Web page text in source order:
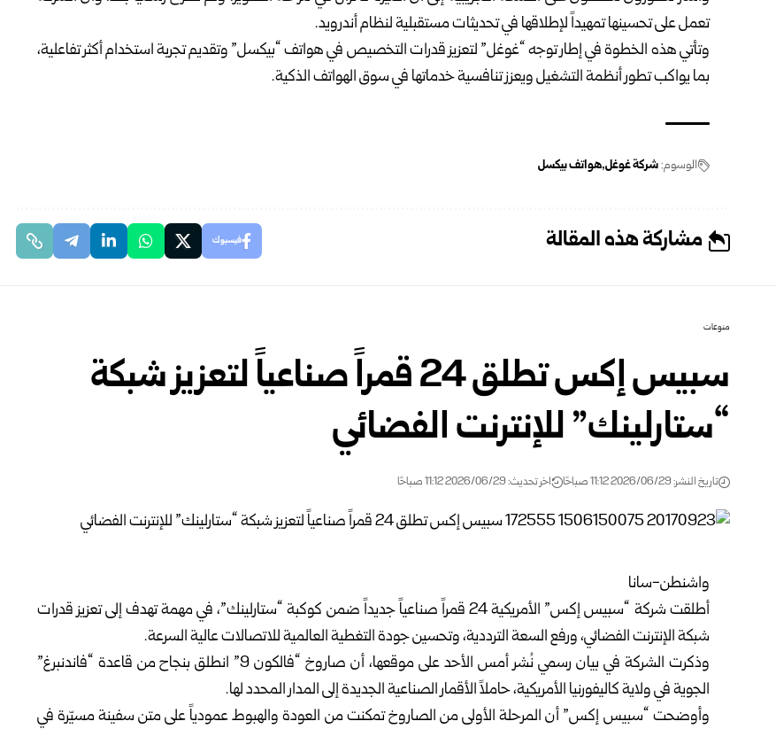
تعمل على تحسينها تمهيداً لإطلاقها في تحديثات مستقبلية لنظام أندرويد.
وتأتي هذه الخطوة في إطار توجه “غوغل” لتعزيز قدرات التخصيص في هواتف “بيكسل” وتقديم تجربة استخدام أكثر تفاعلية،
بما يواكب تطور أنظمة التشغيل ويعزز تنافسية خدماتها في سوق الهواتف الذكية.
الوسوم:شركة غوغل هواتف بيكسل
مشاركة هذه المقالة فيسبوك
منوعات
سبيس إكس تطلق 24 قمراً صناعياً لتعزيز شبكة
“ستارلينك” للإنترنت الفضائي
تاريخ النشر: 2026/06/29 11:12 صباحًا اخر تحديث: 2026/06/29 11:12 صباحًا
واشنطن-سانا
أطلقت شركة “سبيس إكس” الأمريكية 24 قمراً صناعياً جديداً ضمن كوكبة “ستارلينك”، في مهمة تهدف إلى تعزيز قدرات
شبكة الإنترنت الفضائي، ورفع السعة الترددية، وتحسين جودة التغطية العالمية للاتصالات عالية السرعة.
وذكرت الشركة في بيان رسمي نُشر أمس الأحد على موقعها، أن صاروخ “فالكون 9” انطلق بنجاح من قاعدة “فاندنبرغ”
الجوية في ولاية كاليفورنيا الأمريكية، حاملاً الأقمار الصناعية الجديدة إلى المدار المحدد لها.
وأوضحت “سبيس إكس” أن المرحلة الأولى من الصاروخ تمكنت من العودة والهبوط عمودياً على متن سفينة مسيّرة في